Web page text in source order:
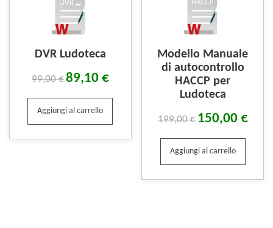
DVR Ludoteca
99,00€89,10 €
Aggiungi al carrello
Modello Manuale
di autocontrollo
HACCP per
Ludoteca
199,00€ 150,00 €
Aggiungi al carrello